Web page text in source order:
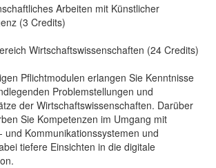
Arbeiten mit Künstlicher
(3 Credits)
Wirtschaftswissenschaften (24 Credits)
Pflichtmodulen erlangen Sie Kenntnisse
Problemstellungen und
der Wirtschaftswissenschaften. Darüber
Sie Kompetenzen im Umgang mit
und Kommunikationssystemen und
tiefere Einsichten in die digitale